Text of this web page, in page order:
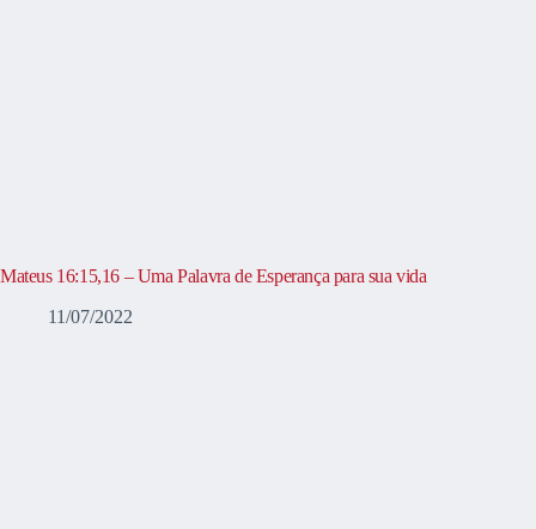
Mateus 16:15,16 – Uma Palavra de Esperança para sua vida
11/07/2022